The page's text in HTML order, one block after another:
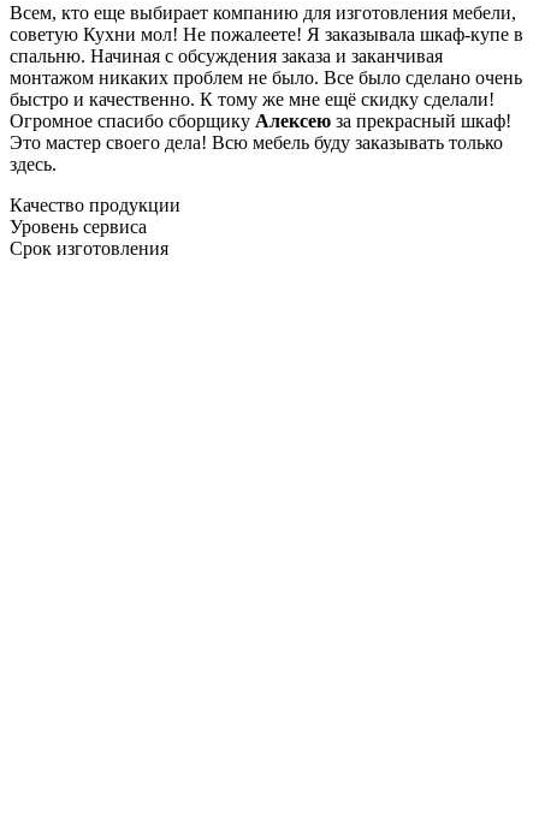
Всем, кто еще выбирает компанию для изготовления мебели,
советую Кухни мол! Не пожалеете! Я заказывала шкаф-купе в
спальню. Начиная с обсуждения заказа и заканчивая
монтажом никаких проблем не было. Все было сделано очень
быстро и качественно. К тому же мне ещё скидку сделали!
Огромное спасибо сборщику Алексею за прекрасный шкаф!
Это мастер своего дела! Всю мебель буду заказывать только
здесь.
Качество продукции
Уровень сервиса
Срок изготовления